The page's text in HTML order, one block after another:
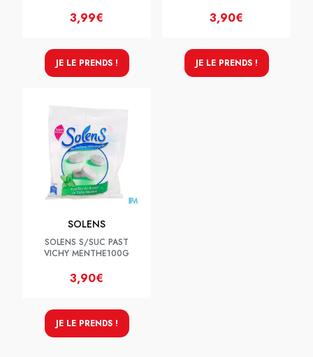
3,99€
JE LE PRENDS !
3,90€
JE LE PRENDS !
SOLENS
SOLENS S/SUC PAST
VICHY MENTHE100G
3,90€
JE LE PRENDS !